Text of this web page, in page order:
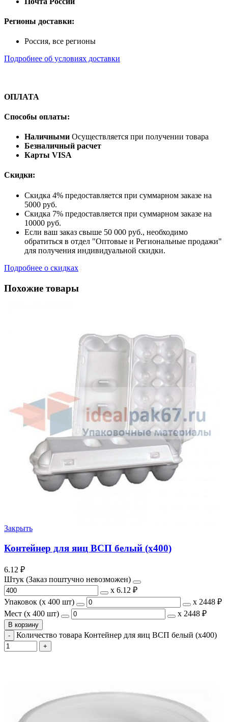
Регионы доставки:
Россия, все регионы
Подробнее об условиях доставки
ОПЛАТА
Способы оплаты:
Наличными Осуществляется при получении товара
Безналичный расчет
Карты VISA
Скидки:
Скидка 4% предоставляется при суммарном заказе на
5000 руб.
Скидка 7% предоставляется при суммарном заказе на
10000 руб.
Если ваш заказ свыше 50 000 руб., необходимо
обратиться в отдел "Оптовые и Региональные продажи"
для получения индивидуальной скидки.
Подробнее о скидках
Похожие товары
Закрыть
Контейнер для яиц ВСП белый (х400)
6.12 ₽
Штук (Заказ поштучно невозможен)
х 6.12 ₽
Упаковок (x 400 шт)
х 2448 ₽
Мест (x 400 шт)
х 2448 ₽
В корзину
Количество товара Контейнер для яиц ВСП белый (х400)